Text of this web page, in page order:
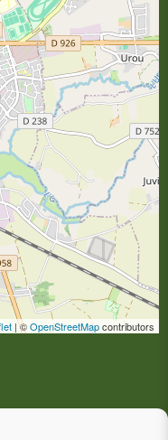
| ©OpenStreetMapcontributors